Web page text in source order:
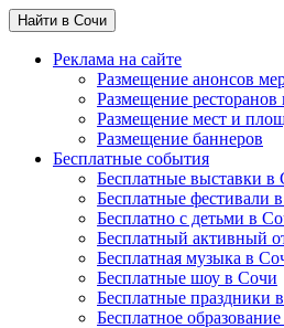
Найти в Сочи
Реклама на сайте
Размещение анонсов
Размещение ресторанов
Размещение мест и
Размещение баннеров
Бесплатные события
Бесплатные выставки в
Бесплатные фестивали
Бесплатно с детьми в
Бесплатный активный
Бесплатная музыка в
Бесплатные шоу в Сочи
Бесплатные праздники
Бесплатное